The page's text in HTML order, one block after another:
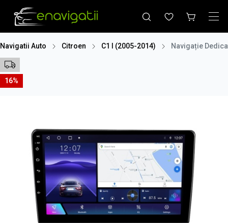
Navigatii Auto Citroen C1 I (2005-2014) Navigație
16%